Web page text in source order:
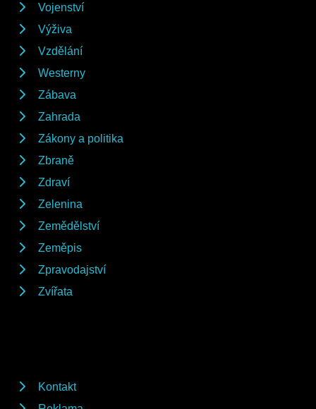
Vojenství
Výživa
Vzdělání
Westerny
Zábava
Zahrada
Zákony a politika
Zbraně
Zdraví
Zelenina
Zemědělství
Zeměpis
Zpravodajství
Zvířata
Kontakt